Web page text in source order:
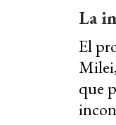
La
El
que